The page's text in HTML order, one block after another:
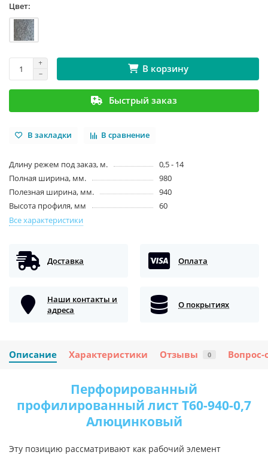
Цвет:
В корзину
Быстрый заказ
В закладки В сравнение
Длину режем под заказ, м.
0,5 - 14
Полная ширина, мм.
980
Полезная ширина, мм.
940
Высота профиля, мм
60
Все характеристики
Доставка Оплата
Наши контакты и
адреса
О покрытиях
Описание Характеристики Отзывы 0 Вопрос-
Перфорированный
профилированный лист Т60-940-0,7
Алюцинковый
Эту позицию рассматривают как рабочий элемент